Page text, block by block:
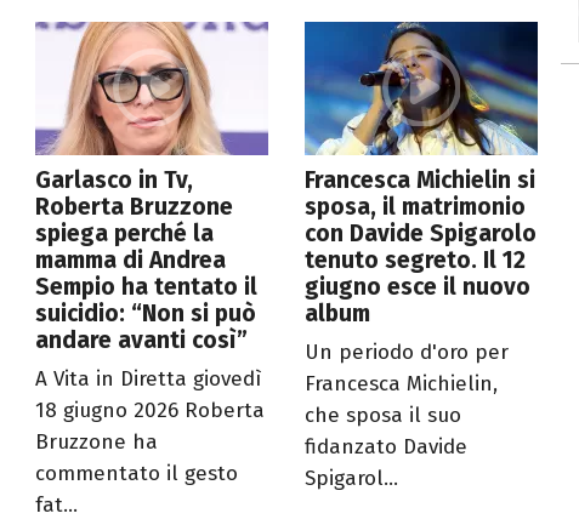
Garlasco in Tv,
Roberta Bruzzone
spiega perché la
mamma di Andrea
Sempio ha tentato il
suicidio: “Non si può
andare avanti così”
A Vita in Diretta giovedì
18 giugno 2026 Roberta
Bruzzone ha
commentato il gesto
fat...
Francesca Michielin si
sposa, il matrimonio
con Davide Spigarolo
tenuto segreto. Il 12
giugno esce il nuovo
album
Un periodo d'oro per
Francesca Michielin,
che sposa il suo
fidanzato Davide
Spigarol...